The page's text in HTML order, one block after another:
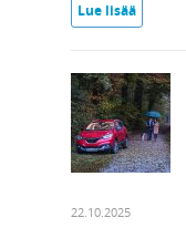
Lue lisää
22.10.2025